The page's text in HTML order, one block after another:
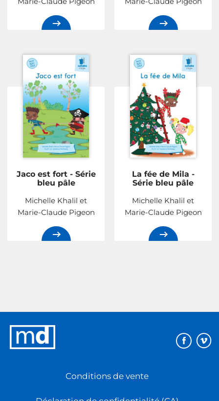
Jaco est fort - Série
bleu pâle
Michelle Khalil et
Marie-Claude Pigeon
La fée de Mila -
Série bleu pâle
Michelle Khalil et
Marie-Claude Pigeon
Éditions
MD
Conditions de vente